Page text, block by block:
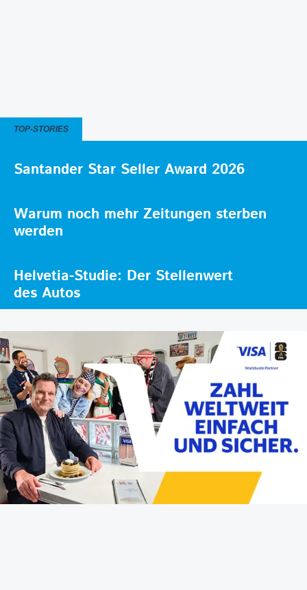
TOP-STORIES
Santander Star Seller Award 2026
Warum noch mehr Zeitungen sterben
werden
Helvetia-Studie: Der Stellenwert
des Autos